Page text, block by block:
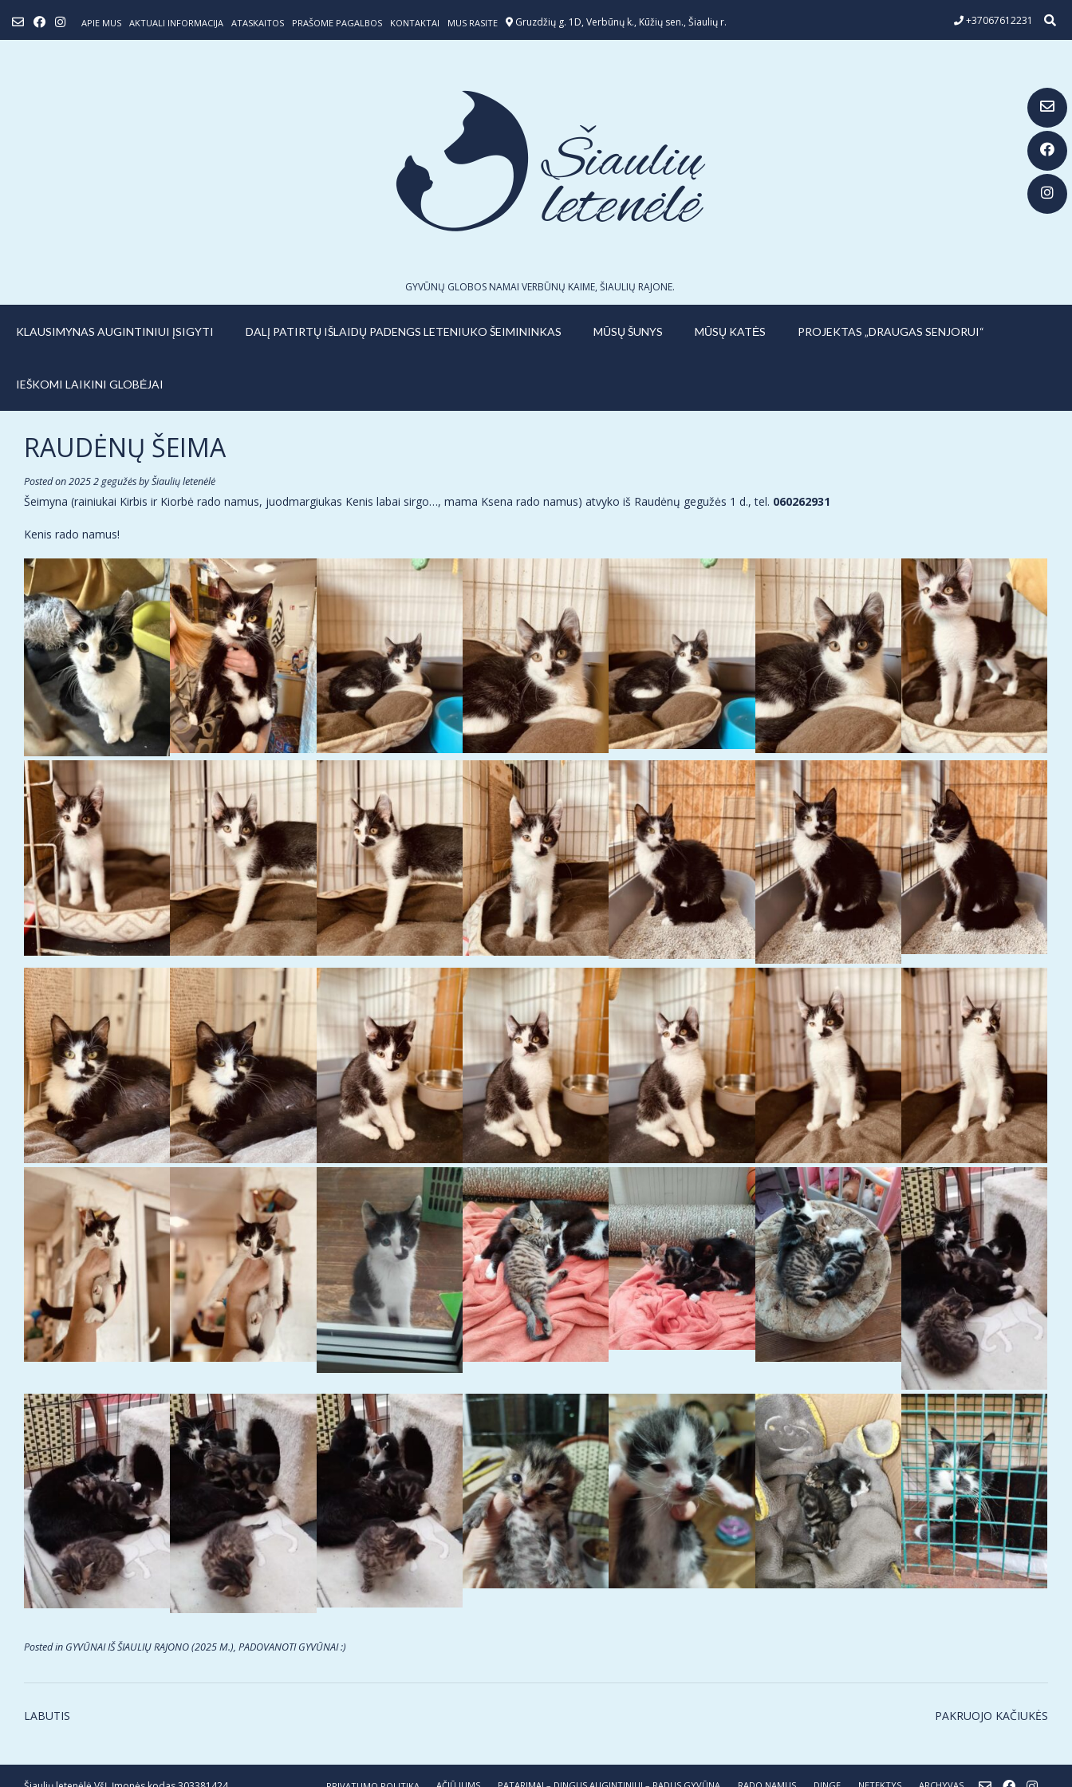
content
APIE MUS AKTUALI INFORMACIJA ATASKAITOS PRAŠOME PAGALBOS KONTAKTAI MUS RASITE Gruzdžių g. 1D, Verbūnų k., Kūžių sen., Šiaulių r. +37067612231
GYVŪNŲ GLOBOS NAMAI VERBŪNŲ KAIME, ŠIAULIŲ RAJONE.
KLAUSIMYNAS AUGINTINIUI ĮSIGYTI DALĮ PATIRTŲ IŠLAIDŲ PADENGS LETENIUKO ŠEIMININKAS MŪSŲ ŠUNYS MŪSŲ KATĖS PROJEKTAS „DRAUGAS SENJORUI“
IEŠKOMI LAIKINI GLOBĖJAI
RAUDĖNŲ ŠEIMA
Posted on2025 2 gegužėsbyŠiaulių letenėlė
Šeimyna (rainiukai Kirbis ir Kiorbė rado namus, juodmargiukas Kenis labai sirgo…, mama Ksena rado namus) atvyko iš Raudėnų gegužės 1 d., tel. 060262931
Kenis rado namus!
Posted in GYVŪNAI IŠ ŠIAULIŲ RAJONO (2025 M.), PADOVANOTI GYVŪNAI :)
Post
LABUTIS PAKRUOJO KAČIUKĖS